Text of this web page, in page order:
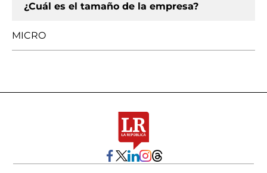
¿Cuál es el tamaño de la empresa?
MICRO